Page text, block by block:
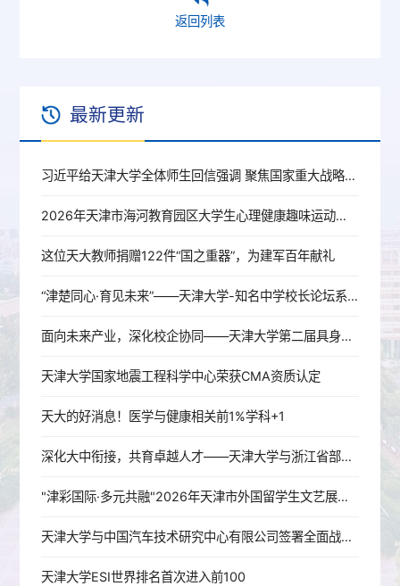
返回列表
最新更新
习近平给天津大学全体师生回信强调 聚焦国家重大战略需求提高人才培养质量 更好服务经济社会发展
2026年天津市海河教育园区大学生心理健康趣味运动会暨天津大学第九届学生心理素质拓展运动会圆满举办
这位天大教师捐赠122件“国之重器”，为建军百年献礼
“津楚同心·育见未来”——天津大学-知名中学校长论坛系列交流活动在武汉举行
面向未来产业，深化校企协同——天津大学第二届具身智能科技与产业发展大会在杭举行
天津大学国家地震工程科学中心荣获CMA资质认定
天大的好消息！医学与健康相关前1%学科+1
深化大中衔接，共育卓越人才——天津大学与浙江省部分重点中学人才培养座谈会在杭州举行
"津彩国际·多元共融"2026年天津市外国留学生文艺展演暨天津大学第十六届国际文化节圆满举行
天津大学与中国汽车技术研究中心有限公司签署全面战略合作协议
天津大学ESI世界排名首次进入前100